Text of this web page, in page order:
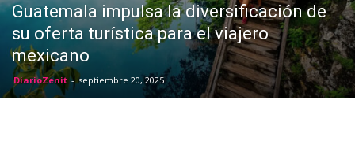
Guatemala impulsa la diversificación de
su oferta turística para el viajero
mexicano
DiarioZenit - septiembre 20, 2025